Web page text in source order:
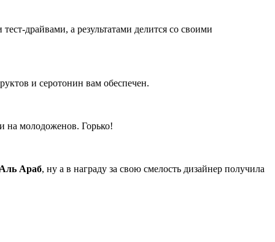
драйвами, а результатами делится со своими
и серотонин вам обеспечен.
на молодоженов. Горько!
Араб, ну а в награду за свою смелость дизайнер получила